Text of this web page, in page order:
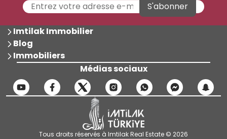
S'abonner
Imtilak Immobilier
Blog
Immobiliers
Médias sociaux
Tous droits réservés à Imtilak Real Estate © 2026